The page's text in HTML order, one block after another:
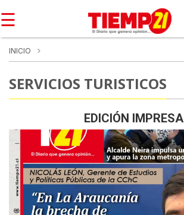
☰
INICIO
SERVICIOS TURISTICOS
EDICIÓN IMPRESA